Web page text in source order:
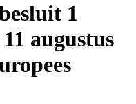
1
augustus